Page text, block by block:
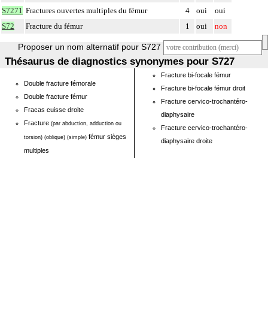
S7271 Fractures ouvertes multiples du fémur 4 oui
oui
S72
Fracture du fémur 1 oui non
Proposer un nom alternatif pour S727
Thésaurus de diagnostics synonymes pour S727
Double fracture fémorale
Double fracture fémur
Fracas cuisse droite
Fracture (par abduction, adduction ou
torsion) (oblique) (simple) fémur sièges
multiples
Fracture bi-focale fémur
Fracture bi-focale fémur droit
Fracture cervico-trochantéro-
diaphysaire
Fracture cervico-trochantéro-
diaphysaire droite